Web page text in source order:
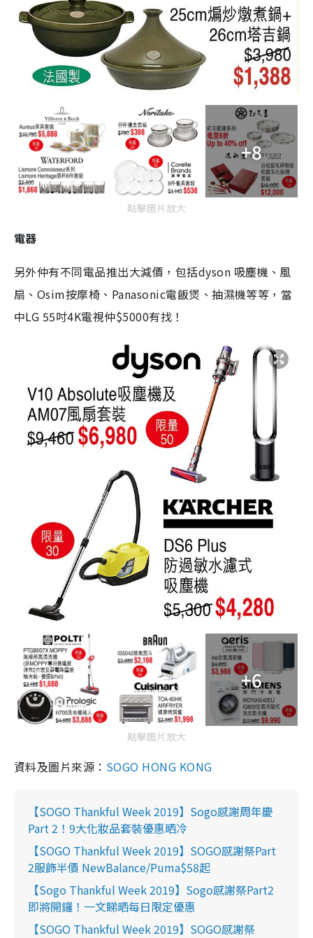
+8
點擊圖片放大
電器
另外仲有不同電品推出大減價，包括dyson 吸塵機、風
扇、Osim按摩椅、Panasonic電飯煲、抽濕機等等，當
中LG 55吋4K電視仲$5000有找！
+6
點擊圖片放大
資料及圖片來源： SOGO HONG KONG
【SOGO Thankful Week 2019】Sogo感謝周年慶
Part 2！9大化妝品套裝優惠晒冷
【SOGO Thankful Week 2019】SOGO感謝祭Part
2服飾半價 NewBalance/Puma$58起
【Sogo Thankful Week 2019】Sogo感謝祭Part2
即將開鑼！一文睇晒每日限定優惠
【SOGO Thankful Week 2019】SOGO感謝祭